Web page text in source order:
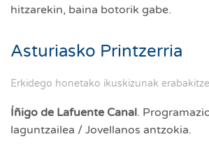
hitzarekin, baina botorik gabe.
Asturiasko Printzerria
Erkidego honetako ikuskizunak
Íñigo de Lafuente Canal.
laguntzailea / Jovellanos antzokia.